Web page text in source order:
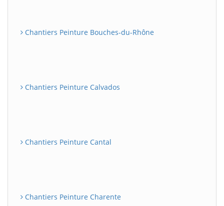
Chantiers Peinture Bouches-du-Rhône
Chantiers Peinture Calvados
Chantiers Peinture Cantal
Chantiers Peinture Charente